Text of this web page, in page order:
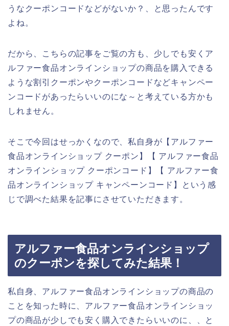
うなクーポンコードなどがないか？、と思ったんです
よね。
だから、こちらの記事をご覧の方も、少しでも安くア
ルファー食品オンラインショップの商品を購入できる
ような割引クーポンやクーポンコードなどキャンペー
ンコードがあったらいいのにな～と考えている方かも
しれません。
そこで今回はせっかくなので、私自身が【アルファー
食品オンラインショップ クーポン】【 アルファー食品
オンラインショップ クーポンコード】【 アルファー食
品オンラインショップ キャンペーンコード】という感
じで調べた結果を記事にさせていただきます。
アルファー食品オンラインショップ
のクーポンを探してみた結果！
私自身、アルファー食品オンラインショップの商品の
ことを知った時に、アルファー食品オンラインショッ
プの商品が少しでも安く購入できたらいいのに、、と